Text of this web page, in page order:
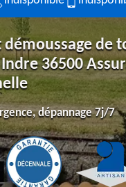
démoussage de
36500
dépannage 7j/7